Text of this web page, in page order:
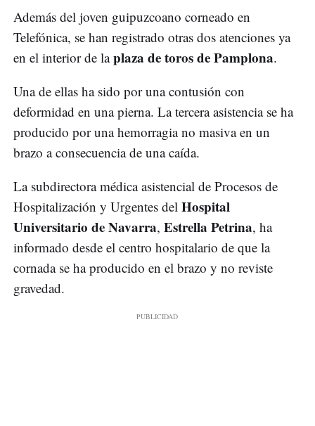
Además del joven guipuzcoano corneado en
Telefónica, se han registrado otras dos atenciones ya
en el interior de laplaza de toros de Pamplona.
Una de ellas ha sido por una contusión con
deformidad en una pierna. La tercera asistencia se ha
producido por una hemorragia no masiva en un
brazo a consecuencia de una caída.
La subdirectora médica asistencial de Procesos de
Hospitalización y Urgentes del Hospital
Universitario de Navarra, Estrella Petrina, ha
informado desde el centro hospitalario de que la
cornada se ha producido en el brazo y no reviste
gravedad.